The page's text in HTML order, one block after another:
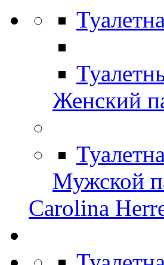
Женский
Мужской
Carolina